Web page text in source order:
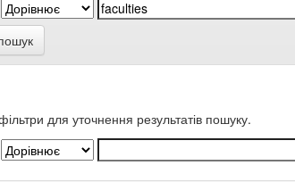
для уточнення результатів пошуку.